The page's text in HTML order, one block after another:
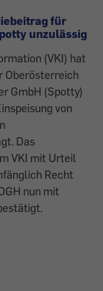
für
unzulässig
(VKI) hat
Oberösterreich
GmbH (Spotty)
von
Das
VKI mit Urteil
Recht
nun mit